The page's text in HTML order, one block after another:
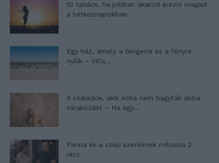
10 tanács, ha jobban akarod érezni magad
a hétköznapokban
Egy ház, amely a tengerre és a fényre
nyílik – Villa...
A családok, akik soha nem hagyták abba
várakozást – Ha egy...
Panna és a szép szerelmek mítosza 2.
rész